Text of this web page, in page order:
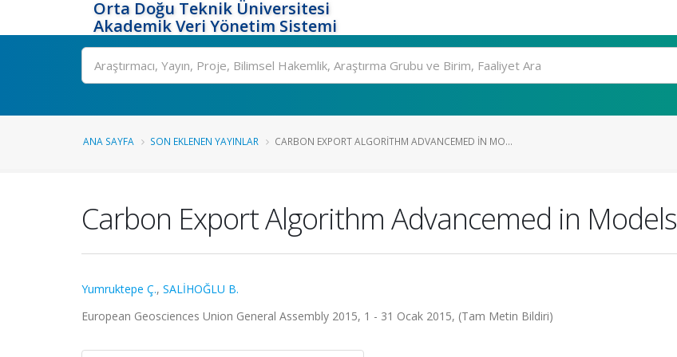
Orta Doğu Teknik Üniversitesi
Akademik Veri Yönetim Sistemi
Ara
ANA SAYFA SON EKLENEN YAYINLAR CARBON EXPORT ALGORITHM ADVANCEMED IN MO...
Carbon Export Algorithm Advancemed in Models
Yumruktepe Ç., SALİHOĞLU B.
European Geosciences Union General Assembly 2015, 1 - 31 Ocak 2015, (Tam Metin Bildiri)